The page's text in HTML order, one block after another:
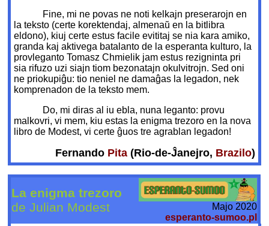
Fine, mi ne povas ne noti kelkajn preserarojn en
la teksto (certe korektendaj, almenaŭ en la bitlibra
eldono), kiuj certe estus facile evititaj se nia kara amiko,
granda kaj aktivega batalanto de la esperanta kulturo, la
provleganto Tomasz Chmielik jam estus rezigninta pri
sia rifuzo uzi siajn tiom bezonatajn okulvitrojn. Sed oni
ne priokupiĝu: tio neniel ne damaĝas la legadon, nek
komprenadon de la teksto mem.
Do, mi diras al iuebla, nuna leganto: provu
malkovri, vi mem, kiu estas la enigma trezoro en la nova
libro de Modest, vi certe ĝuos tre agrablan legadon!
Fernando Pita(Rio-de-Ĵanejro, Brazilo)
La enigma trezoro
de Julian Modest
Majo 2020
esperanto-sumoo.pl